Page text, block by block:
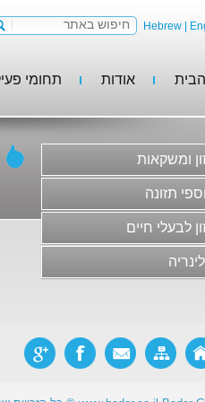
Hebrew|
אודות תחומי
תוספי תזונה
מזון לבעלי חיים
ומשקאות
משקאות וסירופים
גלידות, קינוחים וקונדיטוריה
חלב ומוצריו
בשר ומוצריו ותחליפי בשר
ריבות, דבש ודברי מתיקה
מזון פונקציונלי
תזונה
לבעלי חיים